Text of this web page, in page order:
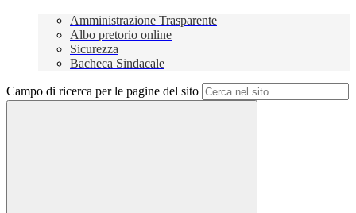
Amministrazione Trasparente
Albo pretorio online
Sicurezza
Bacheca Sindacale
Campo di ricerca per le pagine del sito